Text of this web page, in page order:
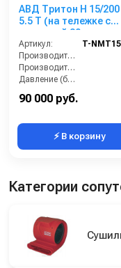
АВД Тритон Н 15/200
5.5 Т (на тележке с
катушкой 30 метров,
манометром,
с теплозащитой)
Артикул:
Производительность (л/мин):
Производительность (л/ч):
Давление (бар):
90 000 руб.
⚡ В корзину
Категории